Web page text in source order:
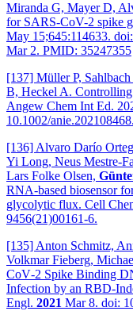
Miranda G, Mayer D,
for SARS-CoV-2 spike
May 15;645:114633.
Mar 2. PMID: 35247355
[137] Müller P,
B, Heckel A.
Angew Chem Int Ed.
10.1002/
[136] Alvaro Darío
Yi Long, Neus Mestre-
Lars Folke Olsen,
RNA-based biosensor
glycolytic flux. Cell
9456(21)00161-6.
[135] Anton Schmitz,
Volkmar Fieberg,
CoV‐2 Spike Binding
Infection by an
Engl. 2021 Mar 8. doi: